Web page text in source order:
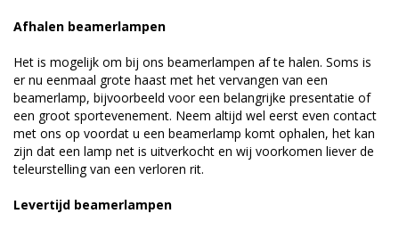
Afhalen beamerlampen
Het is mogelijk om bij ons beamerlampen af te halen. Soms is
er nu eenmaal grote haast met het vervangen van een
beamerlamp, bijvoorbeeld voor een belangrijke presentatie of
een groot sportevenement. Neem altijd wel eerst even contact
met ons op voordat u een beamerlamp komt ophalen, het kan
zijn dat een lamp net is uitverkocht en wij voorkomen liever de
teleurstelling van een verloren rit.
Levertijd beamerlampen